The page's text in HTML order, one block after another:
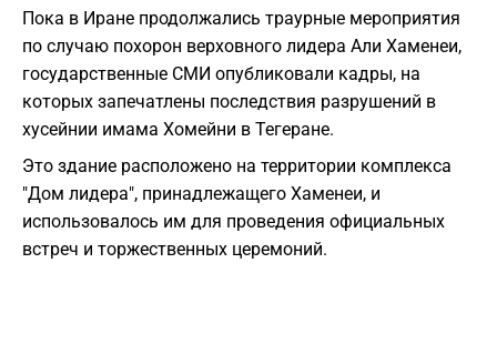
Пока в Иране продолжались траурные мероприятия
по случаю похорон верховного лидера Али Хаменеи,
государственные СМИ опубликовали кадры, на
которых запечатлены последствия разрушений в
хусейнии имама Хомейни в Тегеране.
Это здание расположено на территории комплекса
"Дом лидера", принадлежащего Хаменеи, и
использовалось им для проведения официальных
встреч и торжественных церемоний.